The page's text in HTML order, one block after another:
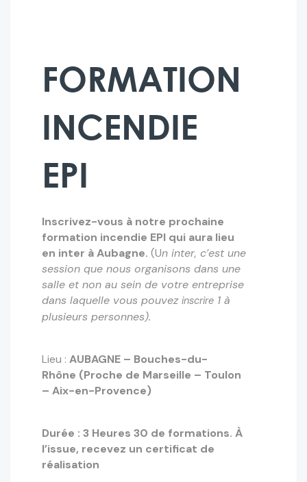
FORMATION
INCENDIE
EPI
Inscrivez-vous à notre prochaine
formation incendie EPI qui aura lieu
en inter à Aubagne. (Un inter, c’est une
session que nous organisons dans une
salle et non au sein de votre entreprise
dans laquelle vous pouvez inscrire1 à
plusieurs personnes).
Lieu : AUBAGNE – Bouches-du-
Rhône (Proche de Marseille – Toulon
– Aix-en-Provence)
Durée : 3 Heures 30 de formations. À
l’issue, recevez un certificat de
réalisation